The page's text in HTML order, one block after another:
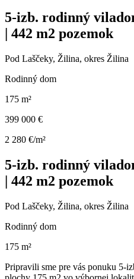
5-izb. rodinný
| 442 m2 pozemok
Pod Laščeky, Žilina, okres Žilina
Rodinný dom
175 m²
399 000 €
2 280 €/m²
5-izb. rodinný
| 442 m2 pozemok
Pod Laščeky, Žilina, okres Žilina
Rodinný dom
175 m²
Pripravili sme pre vás ponuku 5-